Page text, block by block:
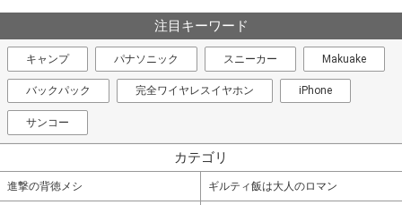
注目キーワード
キャンプ パナソニック スニーカー Makuake
バックパック 完全ワイヤレスイヤホン iPhone
サンコー
カテゴリ
進撃の背徳メシ ギルティ飯は大人のロマン